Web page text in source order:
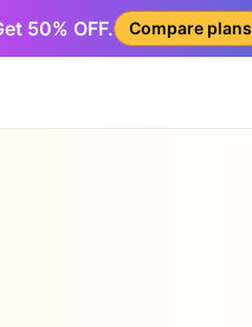
50% OFF. Compare plans